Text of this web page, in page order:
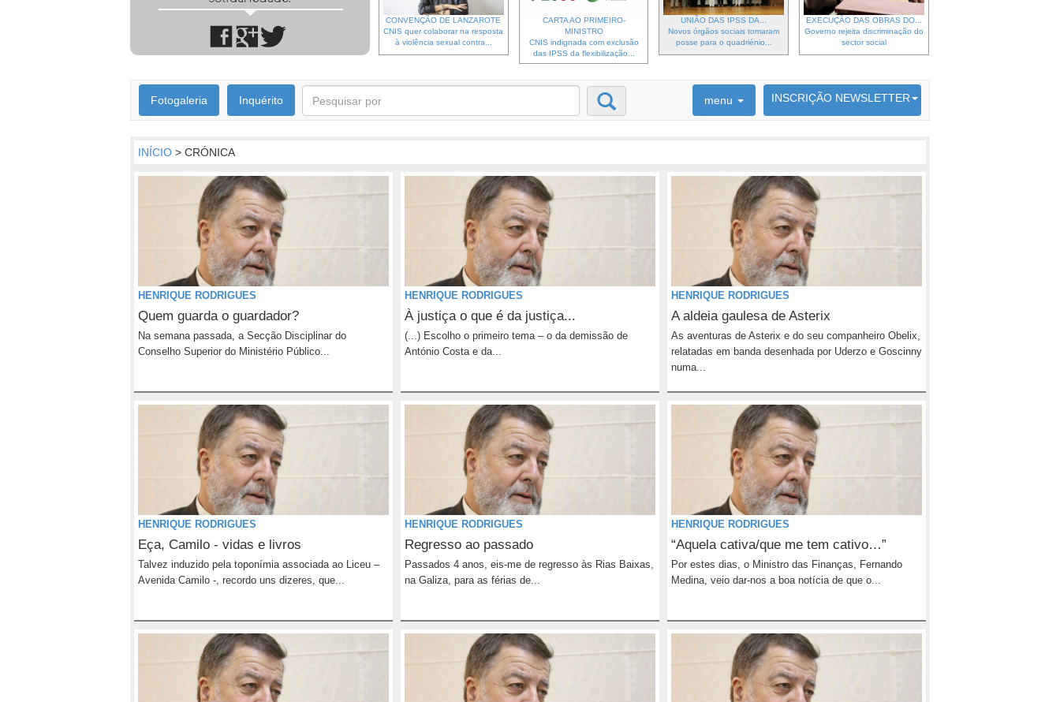
CONVENÇÃO DE LANZAROTE
CNIS quer colaborar na resposta
à violência sexual contra...
CARTA AO PRIMEIRO-
MINISTRO
CNIS indignada com exclusão
das IPSS da flexibilização...
UNIÃO DAS IPSS DA...
Novos órgãos sociais tomaram
posse para o quadriénio...
EXECUÇÃO DAS OBRAS DO...
Governo rejeita discriminação do
sector social
Fotogaleria Inquérito menu INSCRIÇÃO NEWSLETTER
INÍCIO > CRÓNICA
HENRIQUE RODRIGUES
Quem guarda o guardador?
Na semana passada, a Secção Disciplinar do
Conselho Superior do Ministério Público...
HENRIQUE RODRIGUES
À justiça o que é da justiça...
(...) Escolho o primeiro tema – o da demissão de
António Costa e da...
HENRIQUE RODRIGUES
A aldeia gaulesa de Asterix
As aventuras de Asterix e do seu companheiro Obelix,
relatadas em banda desenhada por Uderzo e Goscinny
numa...
HENRIQUE RODRIGUES
Eça, Camilo - vidas e livros
Talvez induzido pela toponímia associada ao Liceu –
Avenida Camilo -, recordo uns dizeres, que...
HENRIQUE RODRIGUES
Regresso ao passado
Passados 4 anos, eis-me de regresso às Rias Baixas,
na Galiza, para as férias de...
HENRIQUE RODRIGUES
“Aquela cativa/que me tem cativo…”
Por estes dias, o Ministro das Finanças, Fernando
Medina, veio dar-nos a boa notícia de que o...